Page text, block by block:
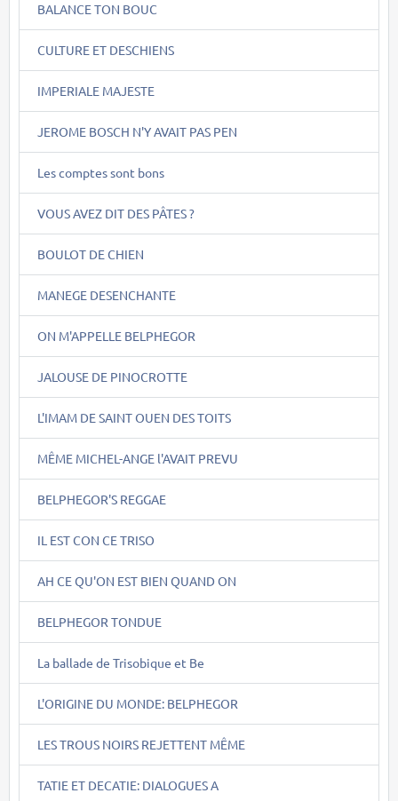
BALANCE TON BOUC
CULTURE ET DESCHIENS
IMPERIALE MAJESTE
JEROME BOSCH N'Y AVAIT PAS PEN
Les comptes sont bons
VOUS AVEZ DIT DES PÂTES ?
BOULOT DE CHIEN
MANEGE DESENCHANTE
ON M'APPELLE BELPHEGOR
JALOUSE DE PINOCROTTE
L'IMAM DE SAINT OUEN DES TOITS
MÊME MICHEL-ANGE l'AVAIT PREVU
BELPHEGOR'S REGGAE
IL EST CON CE TRISO
AH CE QU'ON EST BIEN QUAND ON
BELPHEGOR TONDUE
La ballade de Trisobique et Be
L'ORIGINE DU MONDE: BELPHEGOR
LES TROUS NOIRS REJETTENT MÊME
TATIE ET DECATIE: DIALOGUES A